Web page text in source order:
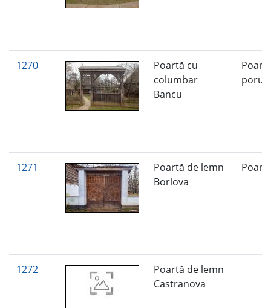
1270
Poartă cu
columbar
Bancu
1271
Poartă de lemn
Borlova
1272
Poartă de lemn
Castranova